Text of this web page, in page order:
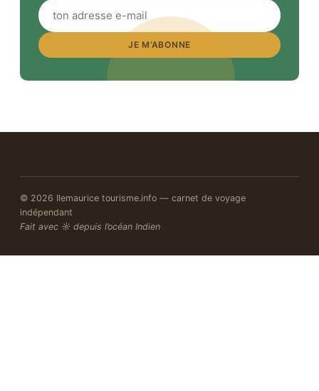
JE M’ABONNE
© 2026 Ilemaurice tourisme.info — carnet de voyage
indépendant
Fait avec ☼ depuis l’océan Indien